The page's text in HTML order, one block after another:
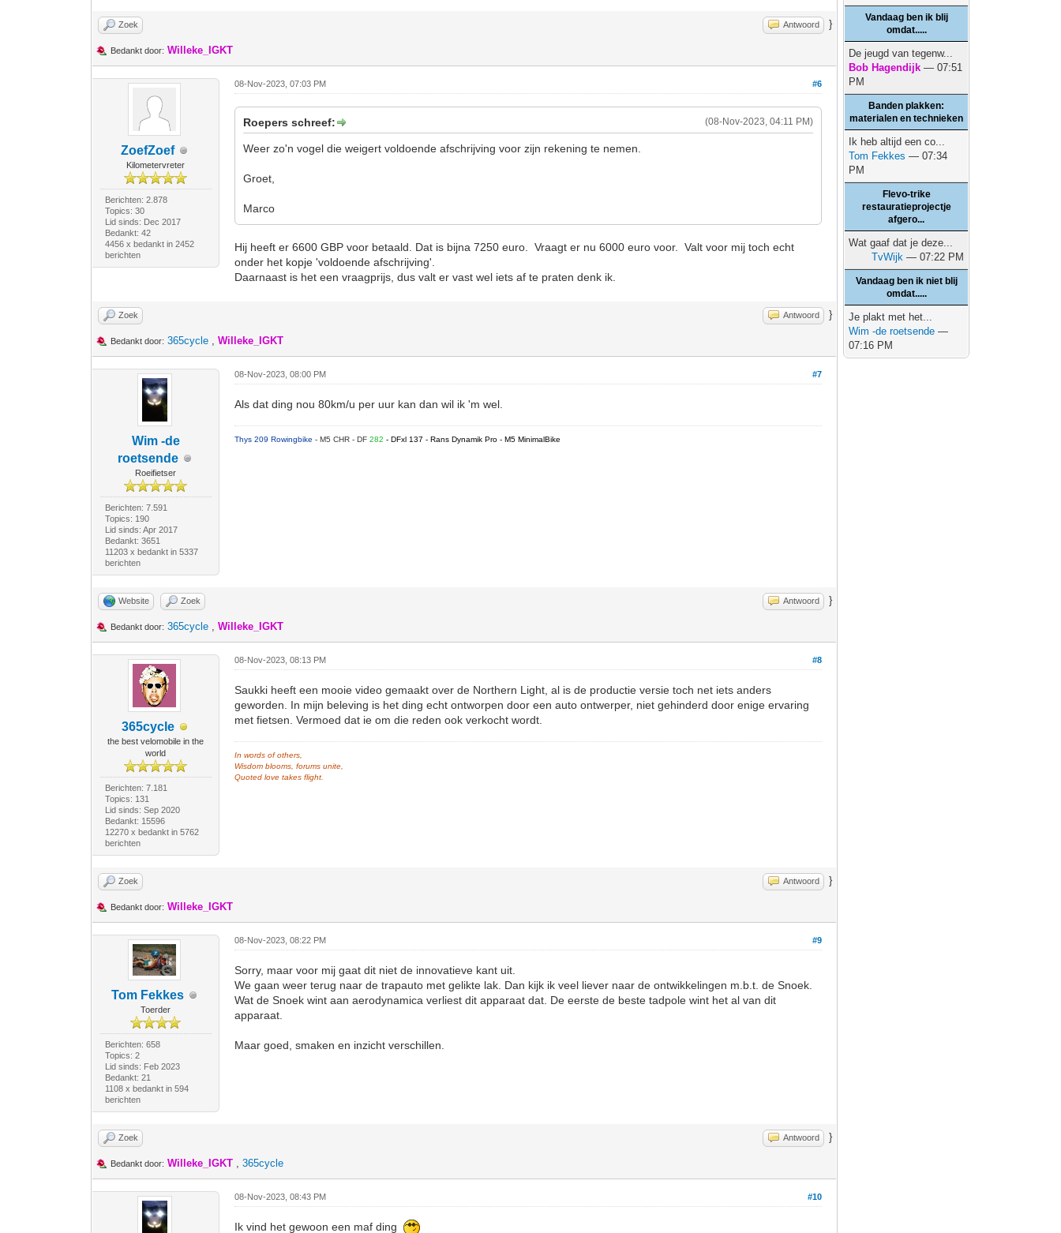
Zoek Antwoord }
Bedankt door: Willeke_IGKT
ZoefZoef
Kilometervreter
Berichten: 2.878
Topics: 30
Lid sinds: Dec 2017
Bedankt: 42
4456 x bedankt in 2452
berichten
#6
08-Nov-2023, 07:03 PM
(08-Nov-2023, 04:11 PM)
Roepers schreef:
Weer zo'n vogel die weigert voldoende afschrijving voor zijn rekening te nemen.
Groet,
Marco
Hij heeft er 6600 GBP voor betaald. Dat is bijna 7250 euro. Vraagt er nu 6000 euro voor. Valt voor mij toch echt
onder het kopje 'voldoende afschrijving'.
Daarnaast is het een vraagprijs, dus valt er vast wel iets af te praten denk ik.
Zoek Antwoord }
Bedankt door: 365cycle ,Willeke_IGKT
Wim -de
roetsende
Roeifietser
Berichten: 7.591
Topics: 190
Lid sinds: Apr 2017
Bedankt: 3651
11203 x bedankt in 5337
berichten
#7
08-Nov-2023, 08:00 PM
Als dat ding nou 80km/u per uur kan dan wil ik 'm wel.
Thys 209 Rowingbike- M5 CHR - DF282- DFxl 137 - Rans Dynamik Pro - M5 MinimalBike
Website Zoek Antwoord }
Bedankt door: 365cycle ,Willeke_IGKT
365cycle
the best velomobile in the
world
Berichten: 7.181
Topics: 131
Lid sinds: Sep 2020
Bedankt: 15596
12270 x bedankt in 5762
berichten
#8
08-Nov-2023, 08:13 PM
Saukki heeft een mooie video gemaakt over de Northern Light, al is de productie versie toch net iets anders
geworden. In mijn beleving is het ding echt ontworpen door een auto ontwerper, niet gehinderd door enige ervaring
met fietsen. Vermoed dat ie om die reden ook verkocht wordt.
In words of others,
Wisdom blooms, forums unite,
Quoted love takes flight.
Zoek Antwoord }
Bedankt door: Willeke_IGKT
Tom Fekkes
Toerder
Berichten: 658
Topics: 2
Lid sinds: Feb 2023
Bedankt: 21
1108 x bedankt in 594
berichten
#9
08-Nov-2023, 08:22 PM
Sorry, maar voor mij gaat dit niet de innovatieve kant uit.
We gaan weer terug naar de trapauto met gelikte lak. Dan kijk ik veel liever naar de ontwikkelingen m.b.t. de Snoek.
Wat de Snoek wint aan aerodynamica verliest dit apparaat dat. De eerste de beste tadpole wint het al van dit
apparaat.
Maar goed, smaken en inzicht verschillen.
Zoek Antwoord }
Bedankt door: Willeke_IGKT ,365cycle
#10
08-Nov-2023, 08:43 PM
Ik vind het gewoon een maf ding
Vandaag ben ik blij
omdat.....
De jeugd van tegenw...
Bob Hagendijk — 07:51
PM
Banden plakken:
materialen en technieken
Ik heb altijd een co...
Tom Fekkes — 07:34
PM
Flevo-trike
restauratieprojectje
afgero...
Wat gaaf dat je deze...
TvWijk — 07:22 PM
Vandaag ben ik niet blij
omdat.....
Je plakt met het...
Wim -de roetsende —
07:16 PM